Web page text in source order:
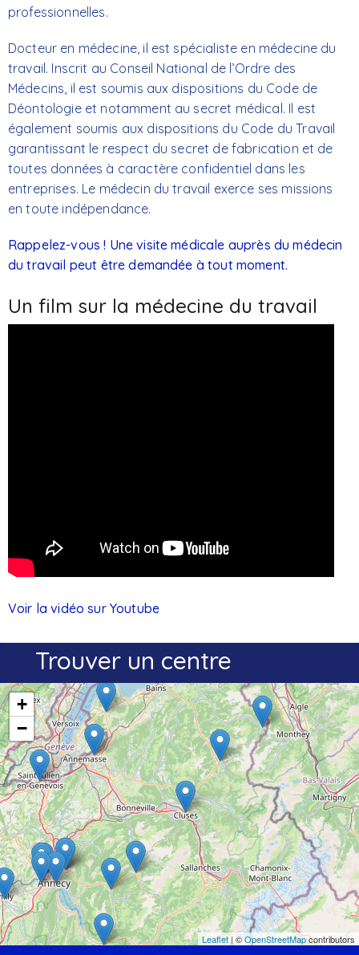
professionnelles.
Docteur en médecine, il est spécialiste en médecine du
travail. Inscrit au Conseil National de l’Ordre des
Médecins, il est soumis aux dispositions du Code de
Déontologie et notamment au secret médical. Il est
également soumis aux dispositions du Code du Travail
garantissant le respect du secret de fabrication et de
toutes données à caractère confidentiel dans les
entreprises. Le médecin du travail exerce ses missions
en toute indépendance.
Rappelez-vous ! Une visite médicale auprès du médecin
du travail peut être demandée à tout moment.
Un film sur la médecine du travail
Voir la vidéo sur Youtube
Trouver un centre
+
−
Leaflet | ©OpenStreetMapcontributors